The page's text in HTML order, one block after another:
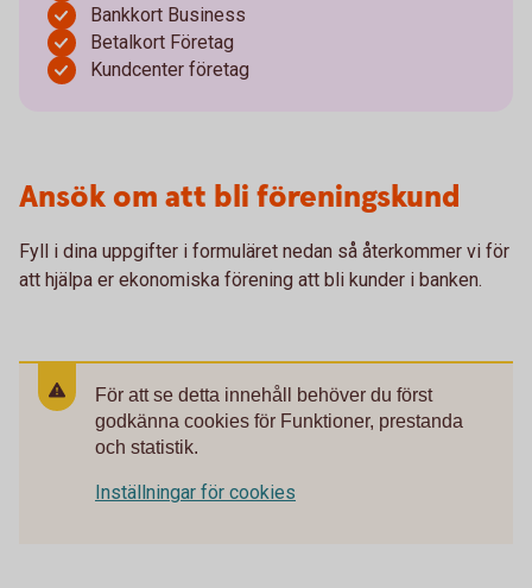
Bankkort Business
Betalkort Företag
Kundcenter företag
Ansök om att bli föreningskund
Fyll i dina uppgifter i formuläret nedan så återkommer vi för
att hjälpa er ekonomiska förening att bli kunder i banken.
För att se detta innehåll behöver du först
godkänna cookies för Funktioner, prestanda
och statistik.
Inställningar för cookies